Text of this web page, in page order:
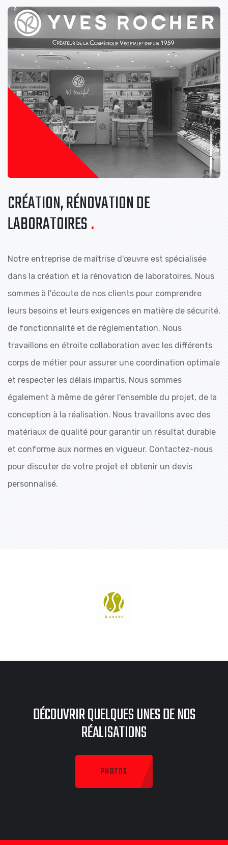
CRÉATION, RÉNOVATION DE
LABORATOIRES.
Notre entreprise de maîtrise d'œuvre est spécialisée
dans la création et la rénovation de laboratoires. Nous
sommes à l'écoute de nos clients pour comprendre
leurs besoins et leurs exigences en matière de sécurité,
de fonctionnalité et de réglementation. Nous
travaillons en étroite collaboration avec les différents
corps de métier pour assurer une coordination optimale
et respecter les délais impartis. Nous sommes
également à même de gérer l'ensemble du projet, de la
conception à la réalisation. Nous travaillons avec des
matériaux de qualité pour garantir un résultat durable
et conforme aux normes en vigueur. Contactez-nous
pour discuter de votre projet et obtenir un devis
personnalisé.
DÉCOUVRIR QUELQUES UNES DE NOS
RÉALISATIONS
PHOTOS